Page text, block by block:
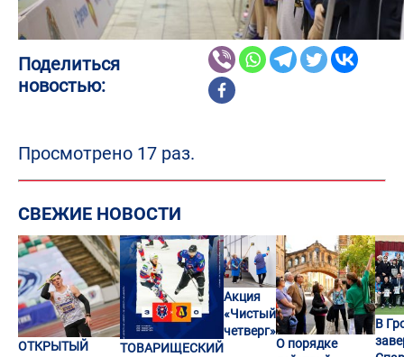
Поделиться
новостью:
Просмотрено 17 раз.
СВЕЖИЕ НОВОСТИ
ОТКРЫТЫЙ
ТОВАРИЩЕСКИЙ
Акция
«Чистый
четверг»
О порядке
В